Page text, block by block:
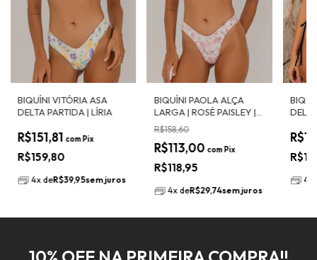
BIQUÍNI VITÓRIA ASA
DELTA PARTIDA | LÍRIA
R$159,80
R$151,81 comPix
4x deR$39,95sem juros
BIQUÍNI PAOLA ALÇA
LARGA | ROSÉ PAISLEY |
ASA DELTA | TOP COM
ARCO E BOJO
REMOVÍVEL
R$118,95
R$158,60
R$113,00 comPix
4x deR$29,74sem juros
4